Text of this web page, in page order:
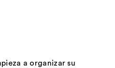
a organizar su